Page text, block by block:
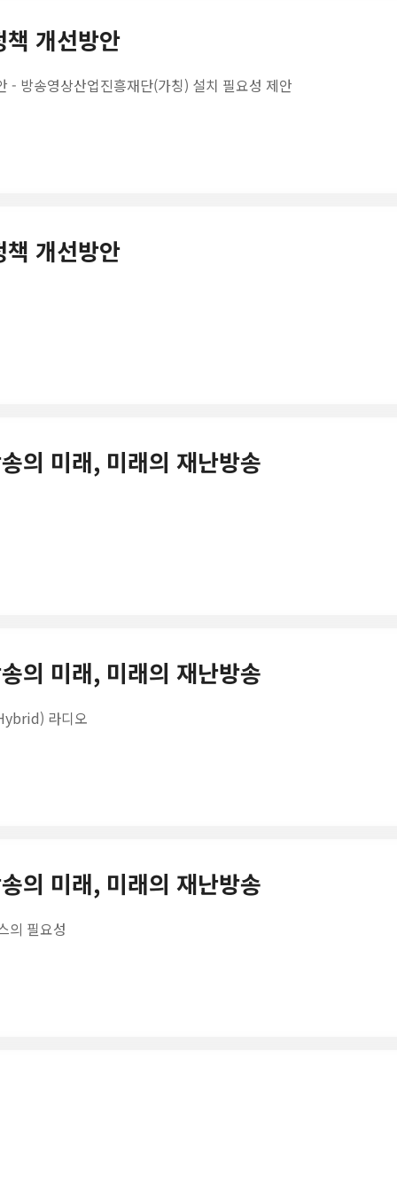
개선방안
- 방송영상산업진흥재단(가칭) 설치 필요성 제안
개선방안
의 미래, 미래의 재난방송
의 미래, 미래의 재난방송
라디오
의 미래, 미래의 재난방송
의 필요성